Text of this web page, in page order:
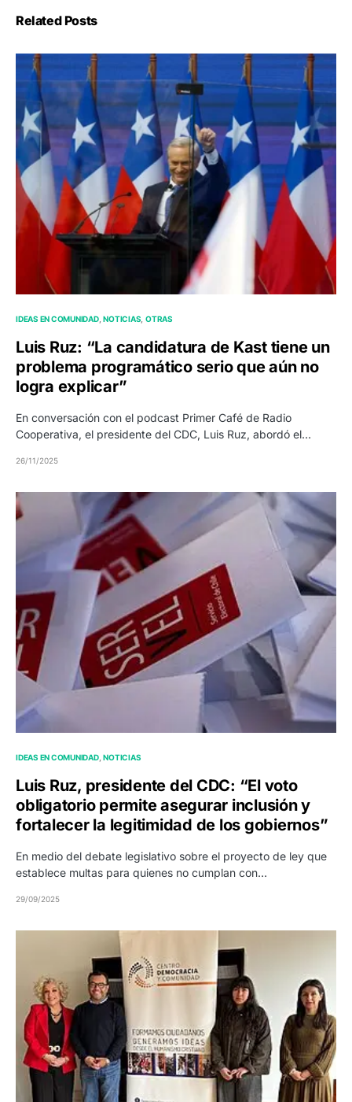
Related Posts
IDEAS EN COMUNIDAD NOTICIAS OTRAS
Luis Ruz: “La candidatura de Kast tiene un
problema programático serio que aún no
logra explicar”
En conversación con el podcast Primer Café de Radio
Cooperativa, el presidente del CDC, Luis Ruz, abordó el…
26/11/2025
IDEAS EN COMUNIDAD NOTICIAS
Luis Ruz, presidente del CDC: “El voto
obligatorio permite asegurar inclusión y
fortalecer la legitimidad de los gobiernos”
En medio del debate legislativo sobre el proyecto de ley que
establece multas para quienes no cumplan con…
29/09/2025